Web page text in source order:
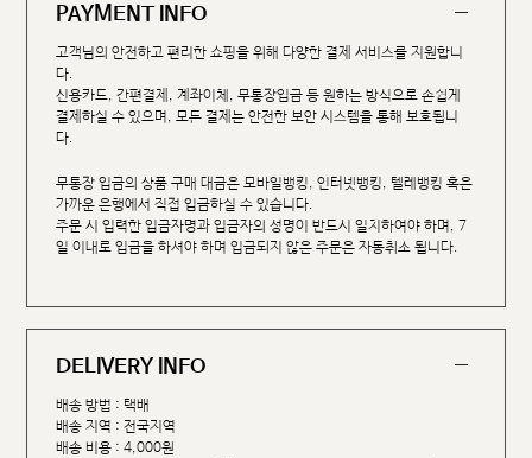
PAYMENT INFO
고객님의 안전하고 편리한 쇼핑을 위해 다양한 결제 서비스를 지원합니
다.
신용카드, 간편결제, 계좌이체, 무통장입금 등 원하는 방식으로 손쉽게
결제하실 수 있으며, 모든 결제는 안전한 보안 시스템을 통해 보호됩니
다.
무통장 입금의 상품 구매 대금은 모바일뱅킹, 인터넷뱅킹, 텔레뱅킹 혹은
가까운 은행에서 직접 입금하실 수 있습니다.
주문 시 입력한 입금자명과 입금자의 성명이 반드시 일치하여야 하며, 7
일 이내로 입금을 하셔야 하며 입금되지 않은 주문은 자동취소 됩니다.
DELIVERY INFO
배송 방법 : 택배
배송 지역 : 전국지역
배송 비용 : 4,000원